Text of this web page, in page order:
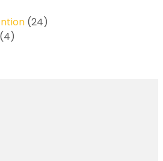
(24)
(4)